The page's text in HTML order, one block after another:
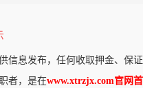
信息发布，任何收取押金、保
者，是在www.xtrzjx.com官网